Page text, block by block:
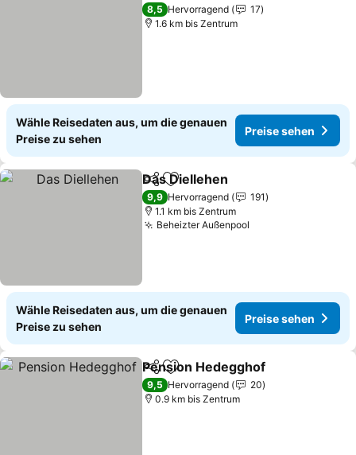
8,5 Hervorragend
17
1.6 km bis Zentrum
Wähle Reisedaten aus, um die genauen
Preise zu sehen
Preise sehen
TeilenZu Favoriten hinzufügen
Das Diellehen
9,9 Hervorragend
191
1.1 km bis Zentrum
Beheizter Außenpool
Wähle Reisedaten aus, um die genauen
Preise zu sehen
Preise sehen
TeilenZu Favoriten hinzufügen
Pension Hedegghof
9,5 Hervorragend
20
0.9 km bis Zentrum